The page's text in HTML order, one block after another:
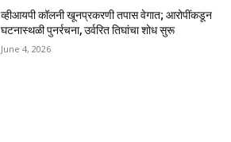
व्हीआयपी कॉलनी खूनप्रकरणी तपास वेगात; आरोपींकडून
घटनास्थळी पुनर्रचना, उर्वरित तिघांचा शोध सुरू
June 4, 2026